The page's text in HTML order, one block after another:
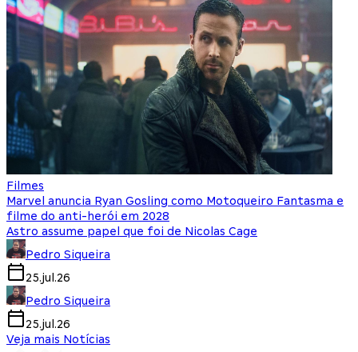
Filmes
Marvel anuncia Ryan Gosling como Motoqueiro Fantasma e
filme do anti-herói em 2028
Astro assume papel que foi de Nicolas Cage
Pedro Siqueira
25.jul.26
Pedro Siqueira
25.jul.26
Veja mais Notícias